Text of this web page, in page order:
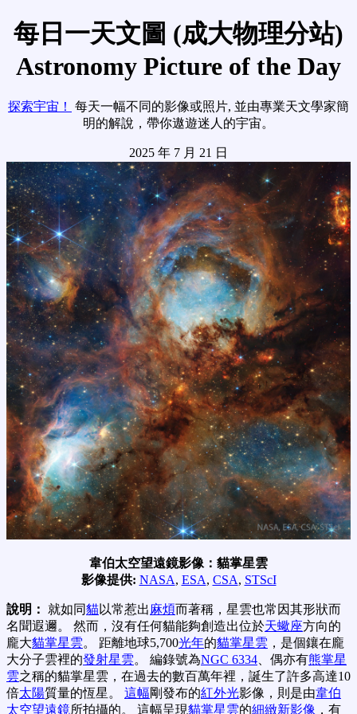
每日一天文圖 (成大物理分站)
Astronomy Picture of the Day
探索宇宙！
每天一幅不同的影像或照片, 並由專業天文學家簡
明的解說，帶你遨遊迷人的宇宙。
2025 年 7 月 21 日
韋伯太空望遠鏡影像：貓掌星雲
影像提供: NASA, ESA, CSA, STScI
說明： 就如同貓以常惹出麻煩而著稱，星雲也常因其形狀而
名聞遐邇。 然而，沒有任何貓能夠創造出位於天蠍座方向的
龐大貓掌星雲。 距離地球5,700光年的貓掌星雲 ，是個鑲在龐
大分子雲裡的發射星雲。 編錄號為NGC 6334 、偶亦有熊掌星
雲之稱的貓掌星雲，在過去的數百萬年裡，誕生了許多高達10
倍太陽質量的恆星。 這幅剛發布的紅外光影像，則是由韋伯
太空望遠鏡所拍攝的。 這幅呈現貓掌星雲的細緻新影像 ，有